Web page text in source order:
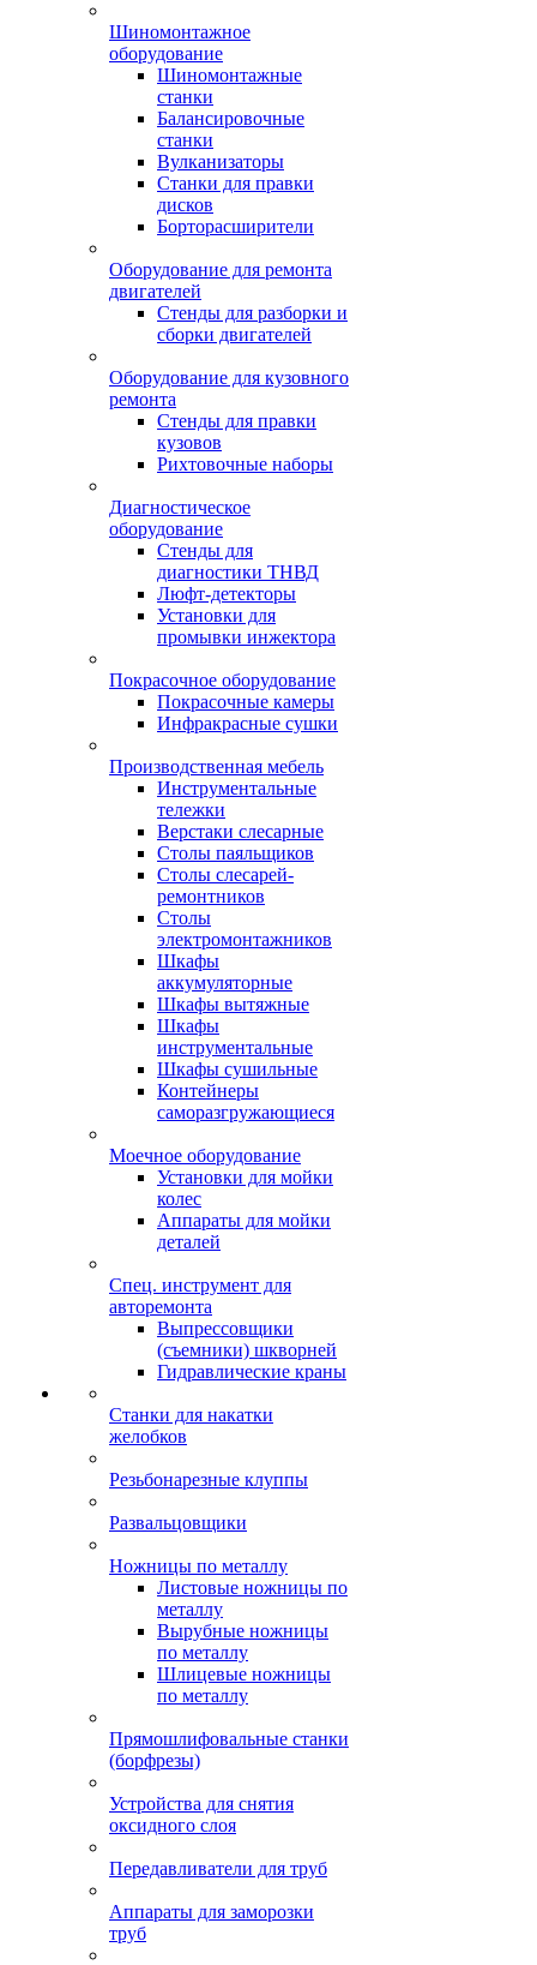
Шиномонтажное
оборудование
Шиномонтажные
станки
Балансировочные
станки
Вулканизаторы
Станки для правки
дисков
Борторасширители
Оборудование для ремонта
двигателей
Стенды для разборки и
сборки двигателей
Оборудование для кузовного
ремонта
Стенды для правки
кузовов
Рихтовочные наборы
Диагностическое
оборудование
Стенды для
диагностики ТНВД
Люфт-детекторы
Установки для
промывки инжектора
Покрасочное оборудование
Покрасочные камеры
Инфракрасные сушки
Производственная мебель
Инструментальные
тележки
Верстаки слесарные
Столы паяльщиков
Столы слесарей-
ремонтников
Столы
электромонтажников
Шкафы
аккумуляторные
Шкафы вытяжные
Шкафы
инструментальные
Шкафы сушильные
Контейнеры
саморазгружающиеся
Моечное оборудование
Установки для мойки
колес
Аппараты для мойки
деталей
Спец. инструмент для
авторемонта
Выпрессовщики
(съемники) шкворней
Гидравлические краны
Станки для накатки
желобков
Резьбонарезные клуппы
Развальцовщики
Ножницы по металлу
Листовые ножницы по
металлу
Вырубные ножницы
по металлу
Шлицевые ножницы
по металлу
Прямошлифовальные станки
(борфрезы)
Устройства для снятия
оксидного слоя
Передавливатели для труб
Аппараты для заморозки
труб